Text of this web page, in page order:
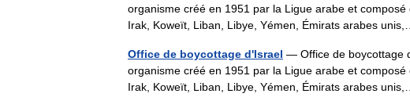
organisme créé en 1951 par la Ligue arabe et
Irak, Koweït, Liban, Libye, Yémen, Émirats arabes
Office de boycottage d'Israel — Office de boycottage
organisme créé en 1951 par la Ligue arabe et
Irak, Koweït, Liban, Libye, Yémen, Émirats arabes